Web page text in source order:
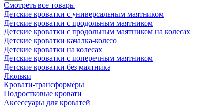
Смотреть все товары
Детские кроватки с универсальным маятником
Детские кроватки с продольным маятником
Детские кроватки с продольным маятником на колесах
Детские кроватки качалка-колесо
Детские кроватки на колесах
Детские кроватки с поперечным маятником
Детские кроватки без маятника
Люльки
Кровати-трансформеры
Подростковые кровати
Аксессуары для кроватей